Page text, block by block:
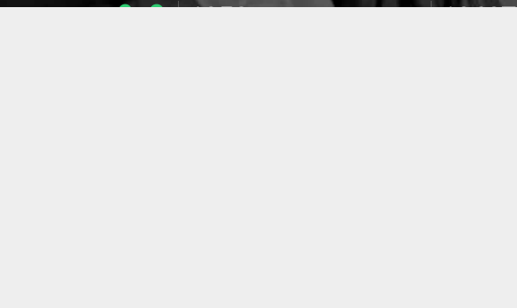
1053 10637